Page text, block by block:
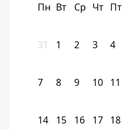
Пн Вт Ср Чт Пт
31 1 2 3 4
7 8 9 10 11
14 15 16 17 18